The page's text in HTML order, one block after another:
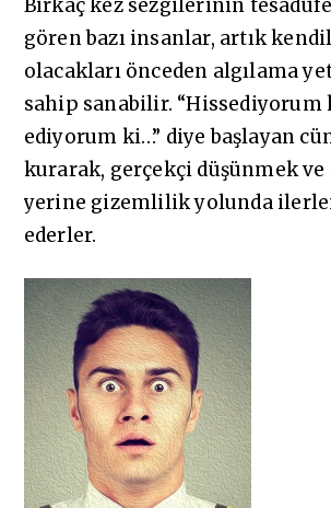
Birkaç kez sezgilerinin
gören bazı insanlar, artık
olacakları önceden algılama
sahip sanabilir.
ediyorum ki…” diye başlayan
kurarak, gerçekçi düşünmek
yerine gizemlilik yolunda
ederler.